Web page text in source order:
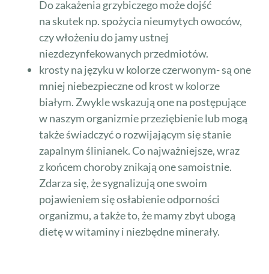
Do zakażenia grzybiczego może dojść
na skutek np. spożycia nieumytych owoców,
czy włożeniu do jamy ustnej
niezdezynfekowanych przedmiotów.
krosty na języku w kolorze czerwonym- są one
mniej niebezpieczne od krost w kolorze
białym. Zwykle wskazują one na postępujące
w naszym organizmie przeziębienie lub mogą
także świadczyć o rozwijającym się stanie
zapalnym ślinianek. Co najważniejsze, wraz
z końcem choroby znikają one samoistnie.
Zdarza się, że sygnalizują one swoim
pojawieniem się osłabienie odporności
organizmu, a także to, że mamy zbyt ubogą
dietę w witaminy i niezbędne minerały.